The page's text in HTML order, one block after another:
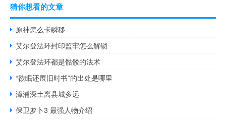
猜你想看的文章
原神怎么卡瞬移
艾尔登法环封印监牢怎么解锁
艾尔登法环都是骷髅的法术
“欲眠还展旧时书”的出处是哪里
漳浦深土离县城多远
保卫萝卜3 最强人物介绍